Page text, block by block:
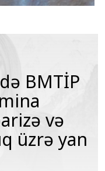
BMTİP
və
üzrə yan